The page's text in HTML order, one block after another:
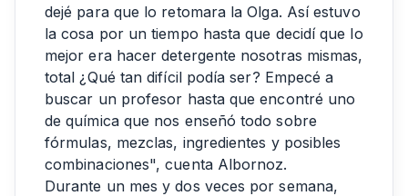
dejé para que lo retomara la Olga. Así estuvo
la cosa por un tiempo hasta que decidí que lo
mejor era hacer detergente nosotras mismas,
total ¿Qué tan difícil podía ser? Empecé a
buscar un profesor hasta que encontré uno
de química que nos enseñó todo sobre
fórmulas, mezclas, ingredientes y posibles
combinaciones", cuenta Albornoz.
Durante un mes y dos veces por semana,